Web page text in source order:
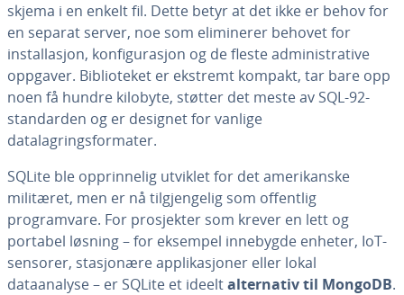
skjema i en enkelt fil. Dette betyr at det ikke er behov for
en separat server, noe som eliminerer behovet for
installasjon, konfigurasjon og de fleste administrative
oppgaver. Biblioteket er ekstremt kompakt, tar bare opp
noen få hundre kilobyte, støtter det meste av SQL-92-
standarden og er designet for vanlige
datalagringsformater.
SQLite ble opprinnelig utviklet for det amerikanske
militæret, men er nå tilgjengelig som offentlig
programvare. For prosjekter som krever en lett og
portabel løsning – for eksempel innebygde enheter, IoT-
sensorer, stasjonære applikasjoner eller lokal
dataanalyse – er SQLite et ideeltalternativ til MongoDB.